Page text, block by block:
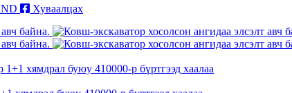
Хуваалцах